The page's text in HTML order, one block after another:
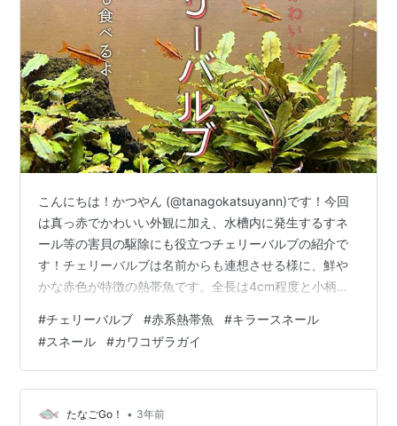
こんにちは！かつやん (@tanagokatsuyann)です！今回
は真っ赤でかわいい外観に加え、水槽内に発生するすネ
ール等の害貝の駆除にも役立つチェリーバルブの紹介で
す！チェリーバルブは名前からも連想させる様に、鮮や
かな赤色が特徴の熱帯魚です。全長は4cm程度と小柄で
スネール駆除も行ってくれる点が僕にとっては最大のメ
リットと言えます！貝食性が高い生体は混泳が難しい生
体が多いのですが、チェリーバルブは比較的範囲が広い
のも特徴です！ チェリーバルブの特徴 チェリーバルブの
外観 ちょこっとギャラリー チェリーバルブのオスとメス
#チェリーバルブ #赤系熱帯魚 #キラースネール
#スネール #カワコザラガイ
たなごGo！ • 3年前